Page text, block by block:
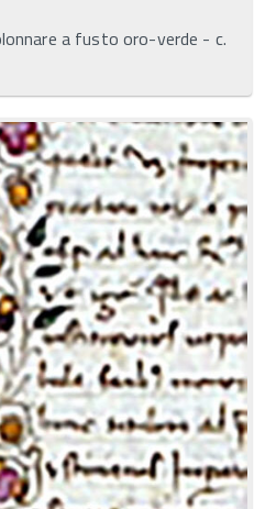
a fusto oro-verde - c.